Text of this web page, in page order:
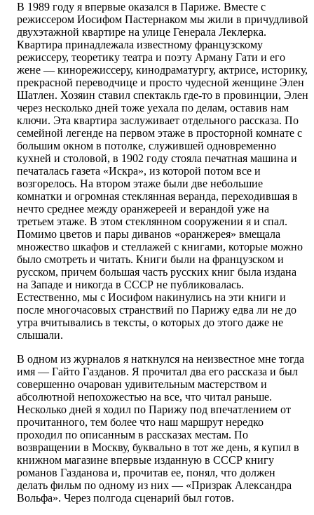
В 1989 году я впервые оказался в Париже. Вместе с
режиссером Иосифом Пастернаком мы жили в причудливой
двухэтажной квартире на улице Генерала Леклерка.
Квартира принадлежала известному французскому
режиссеру, теоретику театра и поэту Арману Гати и его
жене — кинорежиссеру, кинодраматургу, актрисе, историку,
прекрасной переводчице и просто чудесной женщине Элен
Шатлен. Хозяин ставил спектакль где-то в провинции, Элен
через несколько дней тоже уехала по делам, оставив нам
ключи. Эта квартира заслуживает отдельного рассказа. По
семейной легенде на первом этаже в просторной комнате с
большим окном в потолке, служившей одновременно
кухней и столовой, в 1902 году стояла печатная машина и
печаталась газета «Искра», из которой потом все и
возгорелось. На втором этаже были две небольшие
комнатки и огромная стеклянная веранда, переходившая в
нечто среднее между оранжереей и верандой уже на
третьем этаже. В этом стеклянном сооружении я и спал.
Помимо цветов и пары диванов «оранжерея» вмещала
множество шкафов и стеллажей с книгами, которые можно
было смотреть и читать. Книги были на французском и
русском, причем большая часть русских книг была издана
на Западе и никогда в СССР не публиковалась.
Естественно, мы с Иосифом накинулись на эти книги и
после многочасовых странствий по Парижу едва ли не до
утра вчитывались в тексты, о которых до этого даже не
слышали.
В одном из журналов я наткнулся на неизвестное мне тогда
имя — Гайто Газданов. Я прочитал два его рассказа и был
совершенно очарован удивительным мастерством и
абсолютной непохожестью на все, что читал раньше.
Несколько дней я ходил по Парижу под впечатлением от
прочитанного, тем более что наш маршрут нередко
проходил по описанным в рассказах местам. По
возвращении в Москву, буквально в тот же день, я купил в
книжном магазине впервые изданную в СССР книгу
романов Газданова и, прочитав ее, понял, что должен
делать фильм по одному из них — «Призрак Александра
Вольфа». Через полгода сценарий был готов.